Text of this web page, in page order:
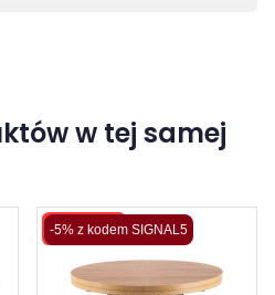
w tej samej
-5% z kodem SIGNAL5
Wysyłka 48H